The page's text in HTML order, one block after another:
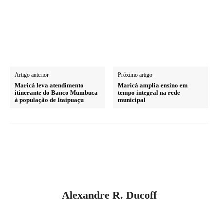
Artigo anterior
Maricá leva atendimento
itinerante do Banco Mumbuca
à população de Itaipuaçu
Próximo artigo
Maricá amplia ensino em
tempo integral na rede
municipal
Alexandre R. Ducoff